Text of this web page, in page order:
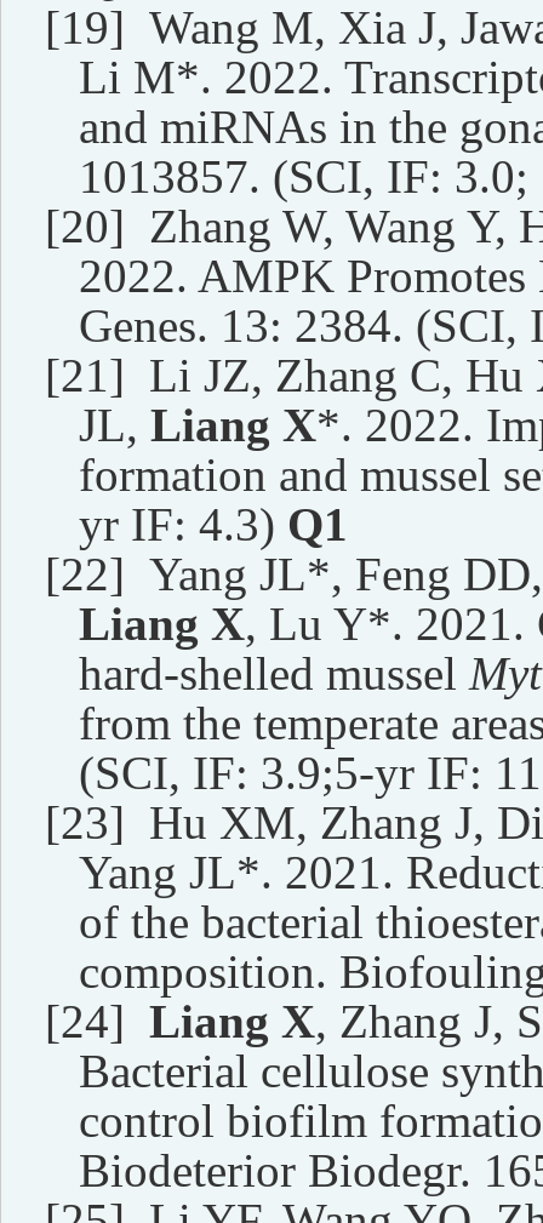
[19] Wang M, Xia J,
Li M*. 2022.
and miRNAs in the
1013857. (SCI, IF: 3.0;
[20] Zhang W, Wang Y,
2022. AMPK
Genes. 13: 2384.
[21] Li JZ, Zhang C, Hu
JL, Liang X*. 2022.
formation and mussel
yr IF: 4.3) Q1
[22] Yang JL*, Feng
Liang X, Lu Y*. 2021.
hard-shelled mussel
from the temperate
(SCI, IF: 3.9;5-yr IF:
[23] Hu XM, Zhang J,
Yang JL*. 2021.
of the bacterial
composition.
[24] Liang X, Zhang J,
Bacterial cellulose
control biofilm
Biodeterior Biodegr.